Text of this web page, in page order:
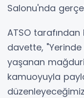
Salonu'nda
ATSO tarafından
davette,
yaşanan
kamuoyuyla